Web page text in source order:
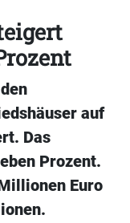
auf
Das
Prozent.
Euro